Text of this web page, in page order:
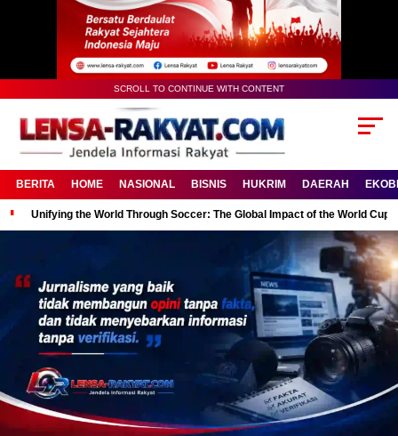
SCROLL TO CONTINUE WITH CONTENT
BERITA HOME NASIONAL BISNIS HUKRIM DAERAH
Unifying the World Through Soccer: The Global Impact of the World Cup